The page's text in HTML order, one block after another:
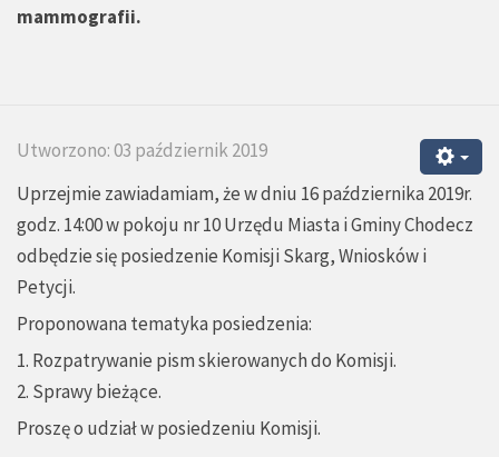
mammografii.
Utworzono: 03 październik 2019
Uprzejmie zawiadamiam, że w dniu 16 października 2019r.
godz. 14:00 w pokoju nr 10 Urzędu Miasta i Gminy Chodecz
odbędzie się posiedzenie Komisji Skarg, Wniosków i
Petycji.
Proponowana tematyka posiedzenia:
1. Rozpatrywanie pism skierowanych do Komisji.
2. Sprawy bieżące.
Proszę o udział w posiedzeniu Komisji.